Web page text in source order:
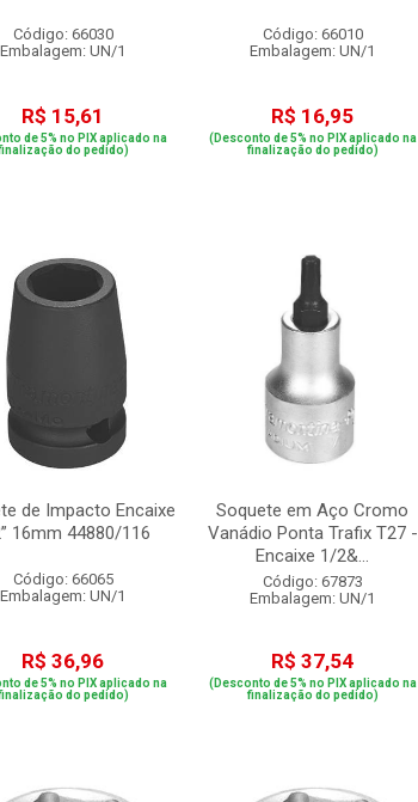
Código: 66030
Embalagem: UN/1
R$ 15,61
de 5% no PIX aplicado na
do pedido)
Código: 66010
Embalagem: UN/1
R$ 16,95
(Desconto de 5% no PIX aplicado na
finalização do pedido)
de Impacto Encaixe
16mm 44880/116
Código: 66065
Embalagem: UN/1
R$ 36,96
de 5% no PIX aplicado na
do pedido)
Soquete em Aço Cromo
Vanádio Ponta Trafix T27 -
Encaixe 1/2&...
Código: 67873
Embalagem: UN/1
R$ 37,54
(Desconto de 5% no PIX aplicado na
finalização do pedido)